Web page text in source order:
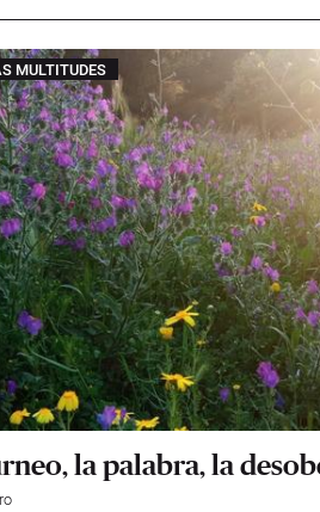
MULTITUDES
la palabra, la